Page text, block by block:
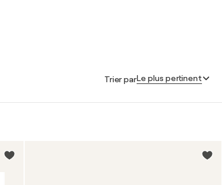
Trier parLe plus pertinent